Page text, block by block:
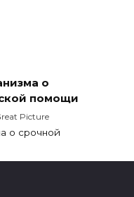
о
помощи
Picture
о срочной